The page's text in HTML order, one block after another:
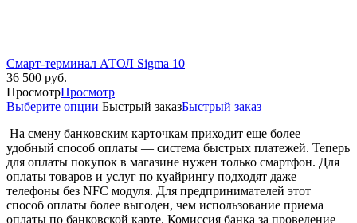
Смарт-терминал АТОЛ Sigma 10
36 500 руб.
ПросмотрПросмотр
Выберите опции Быстрый заказБыстрый заказ
На смену банковским карточкам приходит еще более
удобный способ оплаты — система быстрых платежей. Теперь
для оплаты покупок в магазине нужен только смартфон. Для
оплаты товаров и услуг по куайрингу подходят даже
телефоны без NFC модуля. Для предпринимателей этот
способ оплаты более выгоден, чем использование приема
оплаты по банковской карте. Комиссия банка за проведение